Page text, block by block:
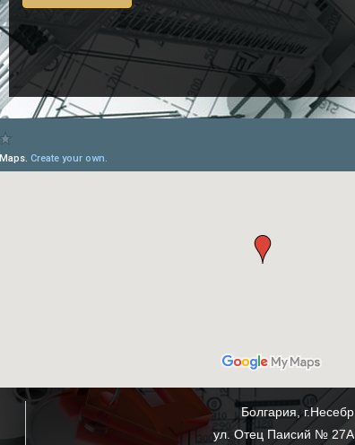
Болгария, г.Несебр
ул. Отец Паисий № 27А